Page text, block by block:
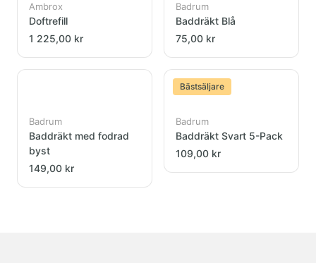
Ambrox
Doftrefill
1 225,00 kr
Badrum
Baddräkt Blå
75,00 kr
Badrum
Baddräkt med fodrad
byst
149,00 kr
Bästsäljare
Badrum
Baddräkt Svart 5-Pack
109,00 kr